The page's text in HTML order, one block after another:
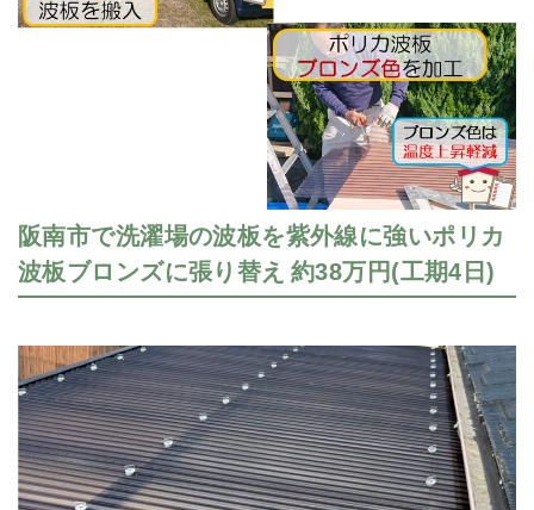
阪南市で洗濯場の波板を紫外線に強いポリカ
波板ブロンズに張り替え 約38万円(工期4日)